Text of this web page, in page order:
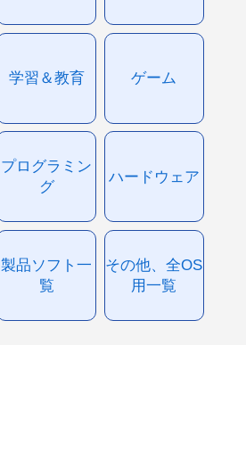
学習＆教育 ゲーム
プログラミン
グ
ハードウェア
製品ソフト一
覧
その他、全OS
用一覧